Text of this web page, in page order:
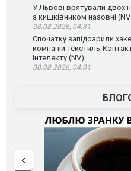
У Львові врятували двох
з кишківником назовні
08.08.2026, 04:31
Спочатку запідозрили
компаній Текстиль-
інтелекту (NV)
08.08.2026, 04:01